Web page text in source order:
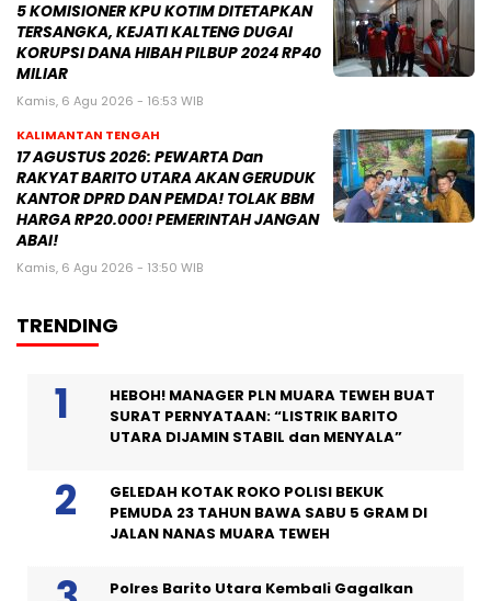
5 KOMISIONER KPU KOTIM DITETAPKAN
TERSANGKA, KEJATI KALTENG DUGAI
KORUPSI DANA HIBAH PILBUP 2024 RP40
MILIAR
Kamis, 6 Agu 2026 - 16:53 WIB
KALIMANTAN TENGAH
17 AGUSTUS 2026: PEWARTA Dan
RAKYAT BARITO UTARA AKAN GERUDUK
KANTOR DPRD DAN PEMDA! TOLAK BBM
HARGA RP20.000! PEMERINTAH JANGAN
ABAI!
Kamis, 6 Agu 2026 - 13:50 WIB
TRENDING
HEBOH! MANAGER PLN MUARA TEWEH BUAT
SURAT PERNYATAAN: “LISTRIK BARITO
UTARA DIJAMIN STABIL dan MENYALA”
GELEDAH KOTAK ROKO POLISI BEKUK
PEMUDA 23 TAHUN BAWA SABU 5 GRAM DI
JALAN NANAS MUARA TEWEH
Polres Barito Utara Kembali Gagalkan